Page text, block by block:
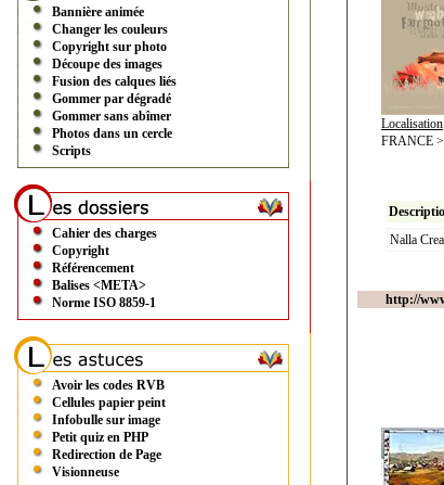
Bannière animée
Changer les couleurs
Copyright sur photo
Découpe des images
Fusion des calques liés
Gommer par dégradé
Gommer sans abîmer
Photos dans un cercle
Scripts
Cahier des charges
Copyright
Référencement
Balises <META>
Norme ISO 8859-1
Avoir les codes RVB
Cellules papier peint
Infobulle sur image
Petit quiz en PHP
Redirection de Page
Visionneuse
Localisation
FRANCE
Nalla
http://